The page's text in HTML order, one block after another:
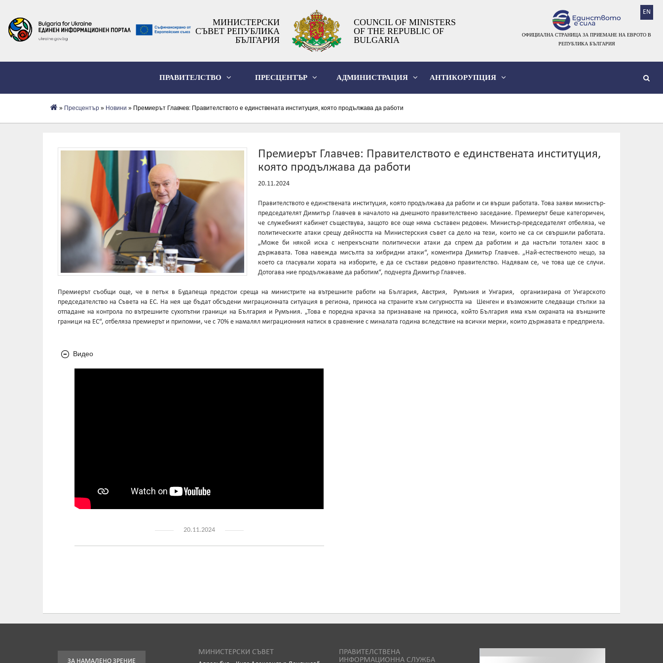
EN
МИНИСТЕРСКИ
СЪВЕТ РЕПУБЛИКА
БЪЛГАРИЯ
COUNCIL OF MINISTERS
OF THE REPUBLIC OF
BULGARIA
ОФИЦИАЛНА СТРАНИЦА ЗА ПРИЕМАНЕ НА ЕВРОТО В
РЕПУБЛИКА БЪЛГАРИЯ
ПРАВИТЕЛСТВО ПРЕСЦЕНТЪР АДМИНИСТРАЦИЯ АНТИКОРУПЦИЯ
» Пресцентър » Новини » Премиерът Главчев: Правителството е единствената институция, която продължава да работи
Премиерът Главчев: Правителството е единствената институция,
която продължава да работи
20.11.2024
Правителството е единствената институция, която продължава да работи и си върши работата. Това заяви министър-
председателят Димитър Главчев в началото на днешното правителствено заседание. Премиерът беше категоричен,
че служебният кабинет съществува, защото все още няма съставен редовен. Министър-председателят отбеляза, че
политическите атаки срещу дейността на Министерския съвет са дело на тези, които не са си свършили работата.
„Може би някой иска с непрекъснати политически атаки да спрем да работим и да настъпи тотален хаос в
държавата. Това навежда мисълта за хибридни атаки“, коментира Димитър Главчев. „Най-естественото нещо, за
което са гласували хората на изборите, е да се състави редовно правителство. Надявам се, че това ще се случи.
Дотогава ние продължаваме да работим“, подчерта Димитър Главчев.
Премиерът съобщи още, че в петък в Будапеща предстои среща на министрите на вътрешните работи на България, Австрия, Румъния и Унгария, организирана от Унгарското
председателство на Съвета на ЕС. На нея ще бъдат обсъдени миграционната ситуация в региона, приноса на страните към сигурността на Шенген и възможните следващи стъпки за
отпадане на контрола по вътрешните сухопътни граници на България и Румъния. „Това е поредна крачка за признаване на приноса, който България има към охраната на външните
граници на ЕС“, отбеляза премиерът и припомни, че с 70% е намалял миграционния натиск в сравнение с миналата година вследствие на всички мерки, които държавата е предприела.
Видео
20.11.2024
ЗА НАМАЛЕНО ЗРЕНИЕ
МИНИСТЕРСКИ СЪВЕТ
ПРАВИТЕЛСТВЕНА
ИНФОРМАЦИОННА СЛУЖБА